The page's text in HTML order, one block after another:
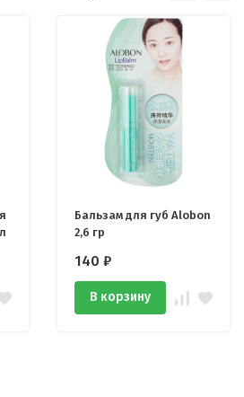
Бальзам для губ Alobon
2,6 гр
140 ₽
В корзину